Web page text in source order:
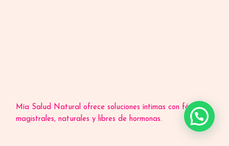
Mía Salud Natural ofrece soluciones íntimas con fórmulas
magistrales, naturales y libres de hormonas.
¿Molestia íntima? Te asesoro gratis